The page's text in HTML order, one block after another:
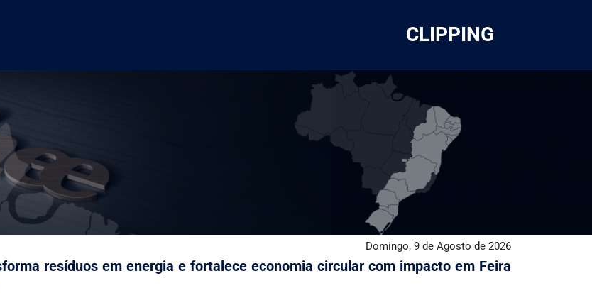
CLIPPING
Domingo, 9 de Agosto de 2026
resíduos em energia e fortalece economia circular com impacto em Feira